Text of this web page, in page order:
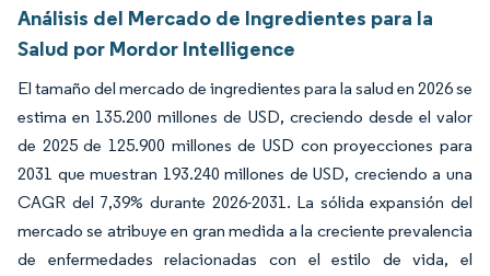
Análisis del Mercado de Ingredientes para la
Salud por Mordor Intelligence
El tamaño del mercado de ingredientes para la salud en 2026 se
estima en 135.200 millones de USD, creciendo desde el valor
de 2025 de 125.900 millones de USD con proyecciones para
2031 que muestran 193.240 millones de USD, creciendo a una
CAGR del 7,39% durante 2026-2031. La sólida expansión del
mercado se atribuye en gran medida a la creciente prevalencia
de enfermedades relacionadas con el estilo de vida, el